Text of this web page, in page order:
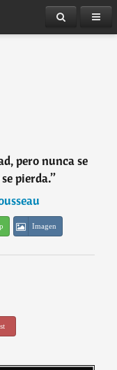
pero nunca se
pierda.”
Imagen